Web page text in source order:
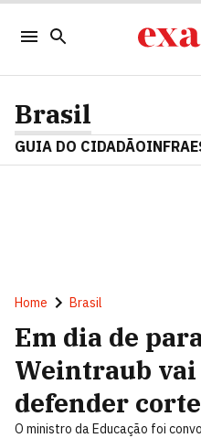
Brasil
GUIA DO CIDADÃO
Home Brasil
Em dia de
Weintraub vai
defender
O ministro da Educação foi